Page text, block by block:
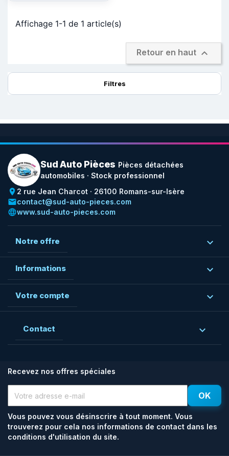
Affichage 1-1 de 1 article(s)
Retour en haut 
Filtres
Sud Auto Pièces Pièces détachées
automobiles · Stock professionnel
place 2 rue Jean Charcot · 26100 Romans-sur-Isère
emailcontact@sud-auto-pieces.com
languagewww.sud-auto-pieces.com
Notre offre 
Informations 
Votre compte 
Contact 
Recevez nos offres spéciales
Vous pouvez vous désinscrire à tout moment. Vous
trouverez pour cela nos informations de contact dans les
conditions d'utilisation du site.